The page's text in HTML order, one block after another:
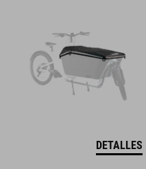
DETALLES